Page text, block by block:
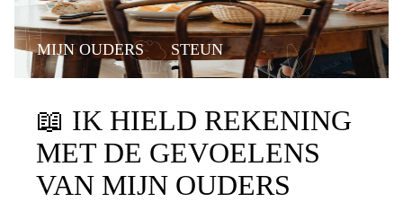
MIJN OUDERS STEUN
📖 IK HIELD REKENING
MET DE GEVOELENS
VAN MIJN OUDERS